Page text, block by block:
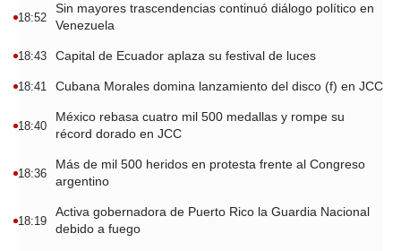
18:52
Sin mayores trascendencias continuó diálogo político en
Venezuela
18:43 Capital de Ecuador aplaza su festival de luces
18:41 Cubana Morales domina lanzamiento del disco (f) en JCC
18:40
México rebasa cuatro mil 500 medallas y rompe su
récord dorado en JCC
18:36
Más de mil 500 heridos en protesta frente al Congreso
argentino
18:19
Activa gobernadora de Puerto Rico la Guardia Nacional
debido a fuego